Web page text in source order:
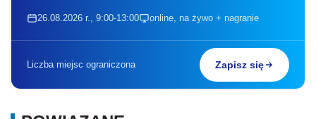
26.08.2026 r., 9:00-13:00 online, na żywo + nagranie
Liczba miejsc ograniczona Zapisz się